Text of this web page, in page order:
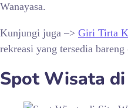
Wanayasa.
Kunjungi juga –> Giri Tirta
rekreasi yang tersedia
Spot Wisata di